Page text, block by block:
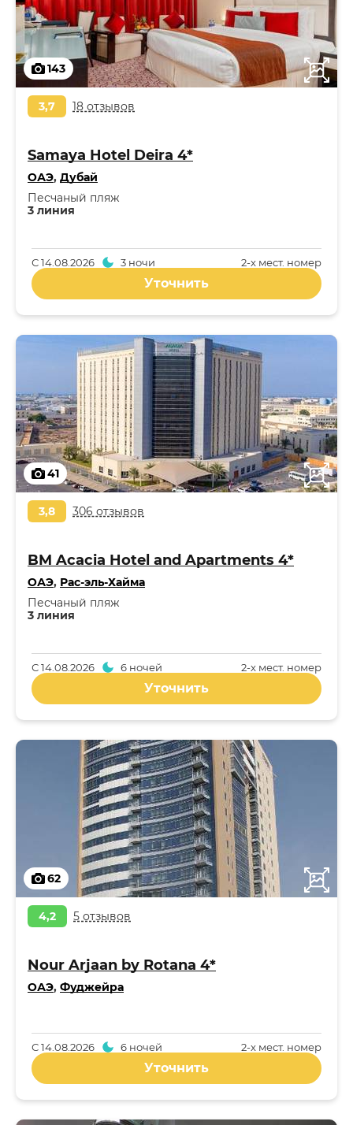
143
3,7 18 отзывов
Samaya Hotel Deira 4*
ОАЭ, Дубай
3 линия
Песчаный пляж
2-x мест. номер
С14.08.2026 3 ночи
Уточнить
41
3,8 306 отзывов
BM Acacia Hotel and Apartments 4*
ОАЭ, Рас-эль-Хайма
3 линия
Песчаный пляж
2-x мест. номер
С14.08.2026 6 ночей
Уточнить
62
4,2 5 отзывов
Nour Arjaan by Rotana 4*
ОАЭ, Фуджейра
2-x мест. номер
С14.08.2026 6 ночей
Уточнить